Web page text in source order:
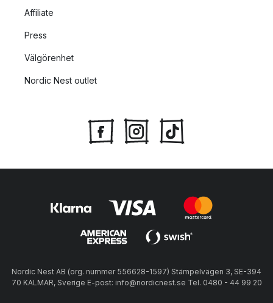
Affiliate
Press
Välgörenhet
Nordic Nest outlet
Nordic Nest AB (org. nummer 556628-1597) Stämpelvägen 3, SE-394
70 KALMAR, Sverige E-post: info@nordicnest.se Tel. 0480 - 44 99 20